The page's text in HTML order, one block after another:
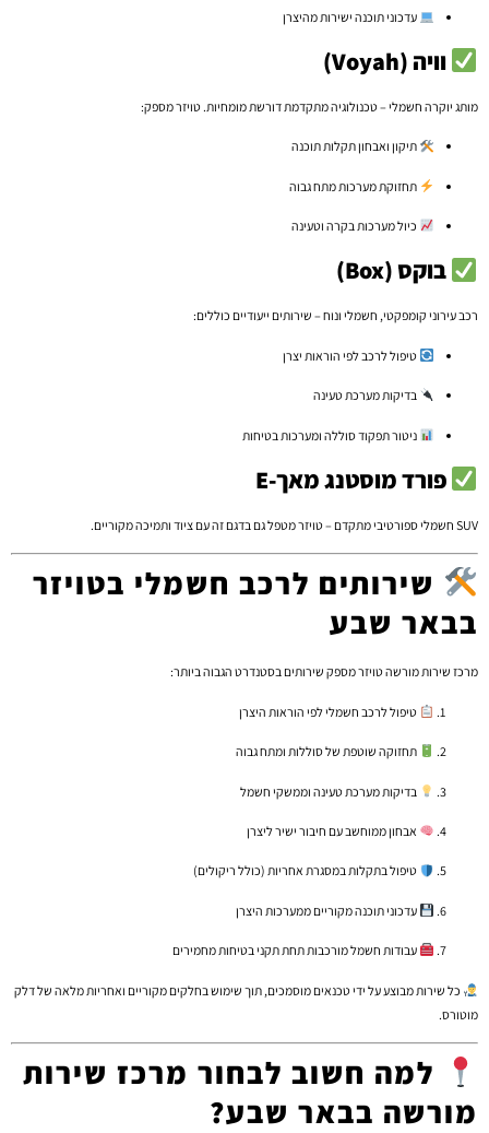
עדכוני תוכנה ישירות מהיצרן
וויה (Voyah)
מותג יוקרה חשמלי – טכנולוגיה מתקדמת דורשת מומחיות. טויזר מספק:
תיקון ואבחון תקלות תוכנה
תחזוקת מערכות מתח גבוה
כיול מערכות בקרה וטעינה
בוקס (Box)
רכב עירוני קומפקטי, חשמלי ונוח – שירותים ייעודיים כוללים:
טיפול לרכב לפי הוראות יצרן
בדיקות מערכת טעינה
ניטור תפקוד סוללה ומערכות בטיחות
פורד מוסטנג מאך-E
SUV חשמלי ספורטיבי מתקדם – טויזר מטפל גם בדגם זה עם ציוד ותמיכה מקוריים.
שירותים לרכב חשמלי בטויזר
בבאר שבע
מרכז שירות מורשה טויזר מספק שירותים בסטנדרט הגבוה ביותר:
טיפול לרכב חשמלי לפי הוראות היצרן
תחזוקה שוטפת של סוללות ומתח גבוה
בדיקות מערכת טעינה וממשקי חשמל
אבחון ממוחשב עם חיבור ישיר ליצרן
טיפול בתקלות במסגרת אחריות (כולל ריקולים)
עדכוני תוכנה מקוריים ממערכות היצרן
עבודות חשמל מורכבות תחת תקני בטיחות מחמירים
כל שירות מבוצע על ידי טכנאים מוסמכים, תוך שימוש בחלקים מקוריים ואחריות מלאה של דלק
מוטורס.
למה חשוב לבחור מרכז שירות
מורשה בבאר שבע?